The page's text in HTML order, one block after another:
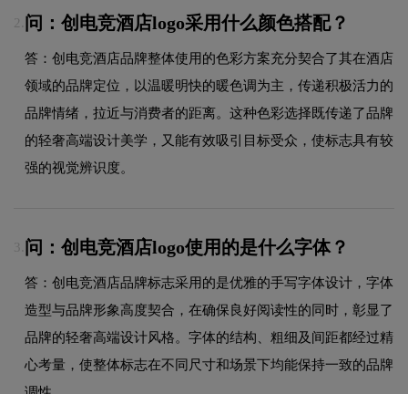
2. 问：创电竞酒店logo采用什么颜色搭配？
答：创电竞酒店品牌整体使用的色彩方案充分契合了其在酒店
领域的品牌定位，以温暖明快的暖色调为主，传递积极活力的
品牌情绪，拉近与消费者的距离。这种色彩选择既传递了品牌
的轻奢高端设计美学，又能有效吸引目标受众，使标志具有较
强的视觉辨识度。
3. 问：创电竞酒店logo使用的是什么字体？
答：创电竞酒店品牌标志采用的是优雅的手写字体设计，字体
造型与品牌形象高度契合，在确保良好阅读性的同时，彰显了
品牌的轻奢高端设计风格。字体的结构、粗细及间距都经过精
心考量，使整体标志在不同尺寸和场景下均能保持一致的品牌